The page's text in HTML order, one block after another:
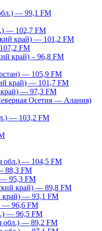
— 99,1 FM
— 102,7 FM
край) — 101,2 FM
FM
край) – 96,8 FM
— 105,9 FM
край) — 101,7 FM
— 97,3 FM
Осетия — Алания)
— 103,2 FM
обл.) — 104,5 FM
88,3 FM
— 95,3 FM
край) — 89,8 FM
край) — 93,1 FM
— 96,6 FM
— 96,5 FM
обл.) — 89,2 FM